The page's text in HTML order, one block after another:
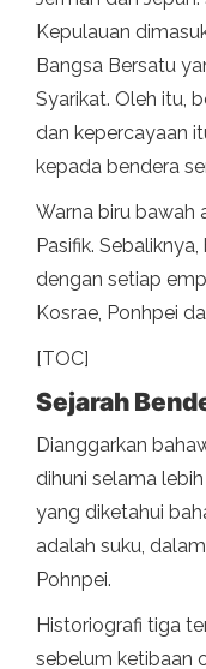
Kepulauan
Bangsa Bersatu
Syarikat. Oleh itu,
dan kepercayaan
kepada bendera
Warna biru bawah
Pasifik.
dengan setiap
Kosrae, Ponhpei
[TOC]
Sejarah
Dianggarkan
dihuni selama
yang diketahui
adalah suku,
Pohnpei.
Historiografi tiga
sebelum ketibaan